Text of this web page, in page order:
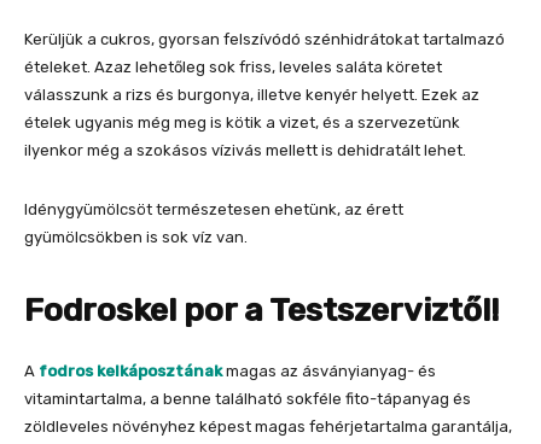
Kerüljük a cukros, gyorsan felszívódó szénhidrátokat tartalmazó
ételeket. Azaz lehetőleg sok friss, leveles saláta köretet
válasszunk a rizs és burgonya, illetve kenyér helyett. Ezek az
ételek ugyanis még meg is kötik a vizet, és a szervezetünk
ilyenkor még a szokásos vízivás mellett is dehidratált lehet.
Idénygyümölcsöt természetesen ehetünk, az érett
gyümölcsökben is sok víz van.
Fodroskel por a Testszerviztől!
A fodros kelkáposztánakmagas az ásványianyag- és
vitamintartalma, a benne található sokféle fito-tápanyag és
zöldleveles növényhez képest magas fehérjetartalma garantálja,